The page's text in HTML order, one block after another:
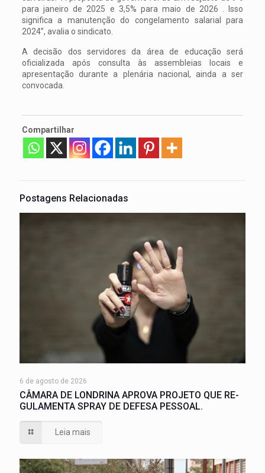
para janeiro de 2025 e 3,5% para maio de 2026 . Isso
significa a manutenção do congelamento salarial para
2024”, avalia o sindicato.
A decisão dos servidores da área de educação será
oficializada após consulta às assembleias locais e
apresentação durante a plenária nacional, ainda a ser
convocada.
Compartilhar
Postagens Relacionadas
6 de agosto de 2026
CÂMARA DE LONDRINA APROVA PROJETO QUE RE-
GULAMENTA SPRAY DE DEFESA PESSOAL.
Leia mais